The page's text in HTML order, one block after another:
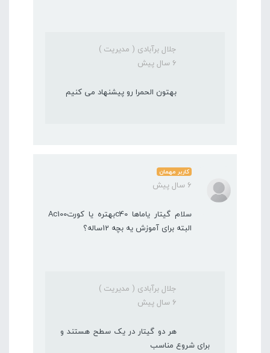
جلال برآبادی ( مدیریت )
6 سال پیش
بهتون الحمرا رو پیشنهاد می کنیم
کاربر مهمان
6 سال پیش
سلام گیتار یاماها c40بهتره یا کورتAc100
البته برای آموزش یه بچه 12ساله؟
جلال برآبادی ( مدیریت )
6 سال پیش
هر دو گیتار در یک سطح هستند و
برای شروع مناسب